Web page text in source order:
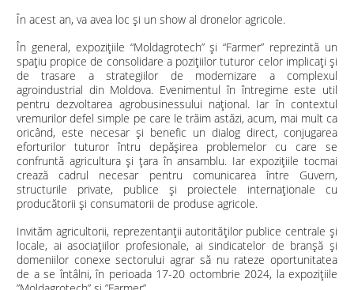
În acest an, va avea loc și un show al dronelor agricole.
În general, expoziţiile “Moldagrotech” şi “Farmer” reprezintă un
spaţiu propice de consolidare a poziţiilor tuturor celor implicați şi
de trasare a strategiilor de modernizare a complexul
agroindustrial din Moldova. Evenimentul în întregime este util
pentru dezvoltarea agrobusinessului naţional. Iar în contextul
vremurilor defel simple pe care le trăim astăzi, acum, mai mult ca
oricând, este necesar şi benefic un dialog direct, conjugarea
eforturilor tuturor întru depășirea problemelor cu care se
confruntă agricultura și țara în ansamblu. Iar expoziţiile tocmai
crează cadrul necesar pentru comunicarea între Guvern,
structurile private, publice şi proiectele internaţionale cu
producătorii şi consumatorii de produse agricole.
Invităm agricultorii, reprezentanții autorităților publice centrale și
locale, ai asociațiilor profesionale, ai sindicatelor de branșă și
domeniilor conexe sectorului agrar să nu rateze oportunitatea
de a se întâlni, în perioada 17-20 octombrie 2024, la expozițiile